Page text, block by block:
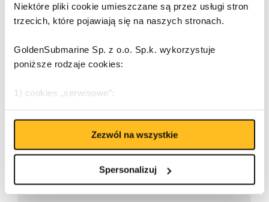
Niektóre pliki cookie umieszczane są przez usługi stron
trzecich, które pojawiają się na naszych stronach.
GoldenSubmarine Sp. z o.o. Sp.k. wykorzystuje
poniższe rodzaje cookies:
1) cookies „serwisowe”:
• sesyjne pliki cookies odtwarzaczy multimedialnych (np.
pliki cookies odtwarzacza flash), na czas trwania sesji
(ang. multimedia player session cookies);
Użytkownika na czas trwania sesji lub nieco dłużej (ang.
Zezwól na wszystkie
Spersonalizuj
kampanię dla muzeum Fabryki Czekolady
20/07/2026
W CZYM MOŻEMY POMÓC
GoldenSubmarineefektywne
kampanie reklamowe